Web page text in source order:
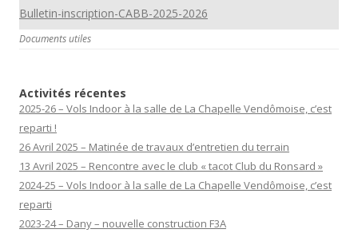
Bulletin-inscription-CABB-2025-2026
Documents utiles
Activités récentes
2025-26 – Vols Indoor à la salle de La Chapelle Vendômoise, c’est
reparti !
26 Avril 2025 – Matinée de travaux d’entretien du terrain
13 Avril 2025 – Rencontre avec le club « tacot Club du Ronsard »
2024-25 – Vols Indoor à la salle de La Chapelle Vendômoise, c’est
reparti
2023-24 – Dany – nouvelle construction F3A